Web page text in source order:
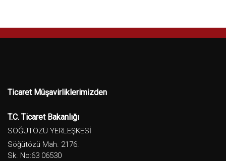
Ticaret Müşavirliklerimizden
T.C. Ticaret Bakanlığı
SÖĞÜTÖZÜ YERLEŞKESİ
Söğütözü Mah. 2176.
Sk. No:63 06530